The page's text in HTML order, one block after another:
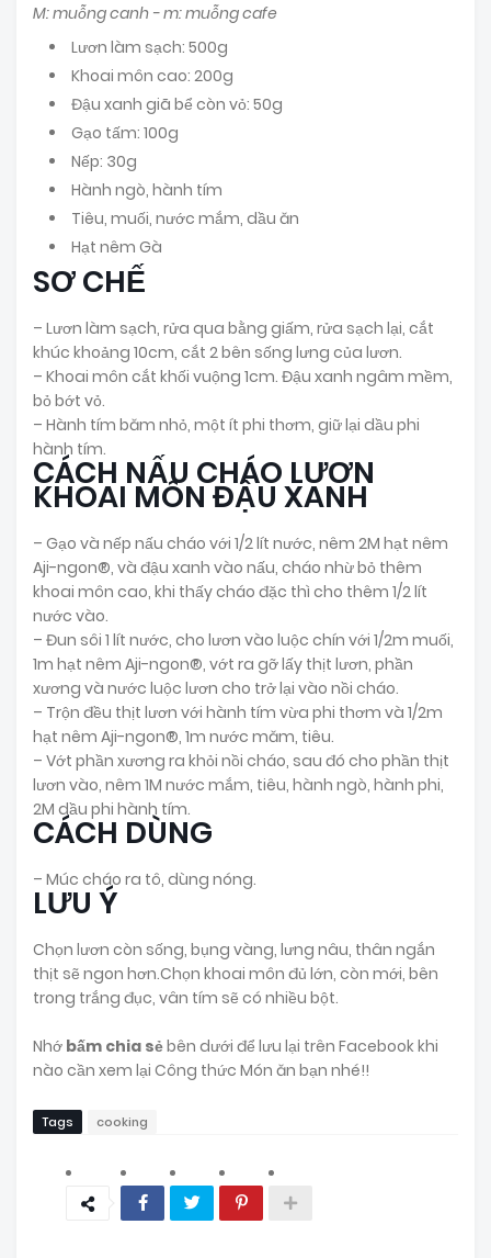
M: muỗng canh - m: muỗng cafe
Lươn làm sạch: 500g
Khoai môn cao: 200g
Đậu xanh giã bể còn vỏ: 50g
Gạo tấm: 100g
Nếp: 30g
Hành ngò, hành tím
Tiêu, muối, nước mắm, dầu ăn
Hạt nêm Gà
SƠ CHẾ
– Lươn làm sạch, rửa qua bằng giấm, rửa sạch lại, cắt
khúc khoảng 10cm, cắt 2 bên sống lưng của lươn.
– Khoai môn cắt khối vuộng 1cm. Đậu xanh ngâm mềm,
bỏ bớt vỏ.
– Hành tím băm nhỏ, một ít phi thơm, giữ lại dầu phi
hành tím.
CÁCH NẤU CHÁO LƯƠN
KHOAI MÔN ĐẬU XANH
– Gạo và nếp nấu cháo với 1/2 lít nước, nêm 2M hạt nêm
Aji-ngon®, và đậu xanh vào nấu, cháo nhừ bỏ thêm
khoai môn cao, khi thấy cháo đặc thì cho thêm 1/2 lít
nước vào.
– Đun sôi 1 lít nước, cho lươn vào luộc chín với 1/2m muối,
1m hạt nêm Aji-ngon®, vớt ra gỡ lấy thịt lươn, phần
xương và nước luộc lươn cho trở lại vào nồi cháo.
– Trộn đều thịt lươn với hành tím vừa phi thơm và 1/2m
hạt nêm Aji-ngon®, 1m nước măm, tiêu.
– Vớt phần xương ra khỏi nồi cháo, sau đó cho phần thịt
lươn vào, nêm 1M nước mắm, tiêu, hành ngò, hành phi,
2M dầu phi hành tím.
CÁCH DÙNG
– Múc cháo ra tô, dùng nóng.
LƯU Ý
Chọn lươn còn sống, bụng vàng, lưng nâu, thân ngắn
thịt sẽ ngon hơn.Chọn khoai môn đủ lớn, còn mới, bên
trong trắng đục, vân tím sẽ có nhiều bột.
Nhớ bấm chia sẻbên dưới để lưu lại trên Facebook khi
nào cần xem lại Công thức Món ăn bạn nhé!!
Tags cooking